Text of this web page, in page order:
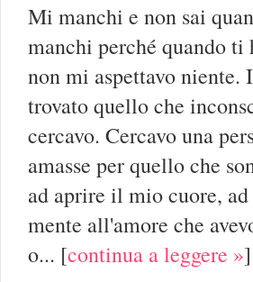
Mi manchi e non sai
manchi perché quando ti
non mi aspettavo niente.
trovato quello che
cercavo. Cercavo una
amasse per quello che
ad aprire il mio cuore,
mente all'amore che
o... [continua a leggere »]